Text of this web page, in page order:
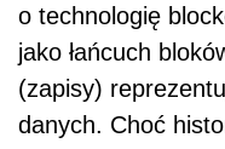
o technologię
jako łańcuch
(zapisy)
danych. Choć